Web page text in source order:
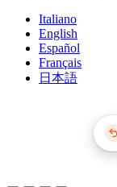
Italiano
English
Español
Français
日本語